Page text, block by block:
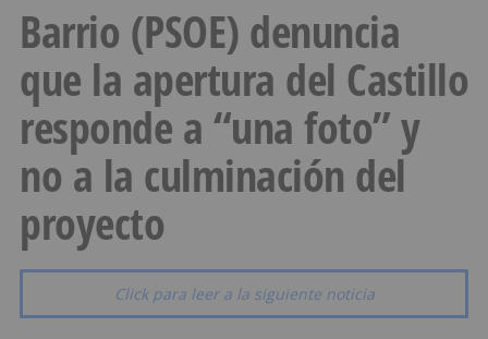
Barrio (PSOE) denuncia
que la apertura del Castillo
responde a “una foto” y
no a la culminación del
proyecto
Click para leer a la siguiente noticia